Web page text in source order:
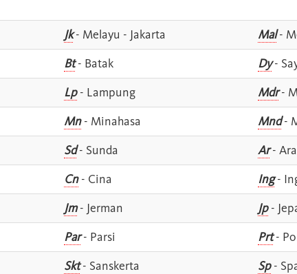
Jk- Melayu - Jakarta Mal-
Bt- Batak Dy-
Lp- Lampung Mdr-
Mn- Minahasa Mnd-
Sd- Sunda Ar-
Cn- Cina Ing-
Jm- Jerman Jp-
Par- Parsi Prt-
Skt- Sanskerta Sp-